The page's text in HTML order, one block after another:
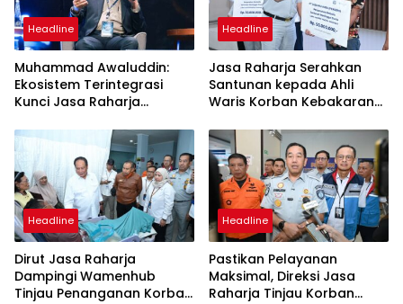
Headline
Muhammad Awaluddin:
Ekosistem Terintegrasi
Kunci Jasa Raharja
Maksimal Kepada
Masyarakat
Headline
Jasa Raharja Serahkan
Santunan kepada Ahli
Waris Korban Kebakaran
Headline
Dirut Jasa Raharja
Dampingi Wamenhub
Tinjau Penanganan Korban
Headline
Pastikan Pelayanan
Maksimal, Direksi Jasa
Raharja Tinjau Korban